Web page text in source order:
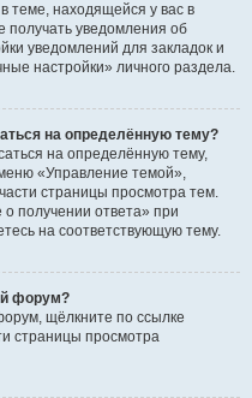
теме, находящейся у вас в
получать уведомления об
уведомлений для закладок и
настройки» личного раздела.
на определённую тему?
на определённую тему,
«Управление темой»,
страницы просмотра тем.
получении ответа» при
на соответствующую тему.
форум?
щёлкните по ссылке
страницы просмотра